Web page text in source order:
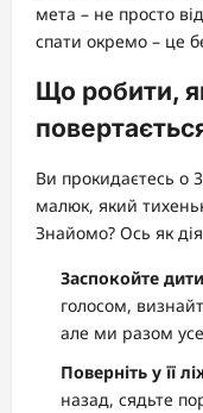
мета – не просто
спати окремо – це
Що робити,
Ви прокидаєтесь о
малюк, який
Знайомо? Ось як
Заспокойте
голосом,
але ми разом
Поверніть у її
назад, сядьте